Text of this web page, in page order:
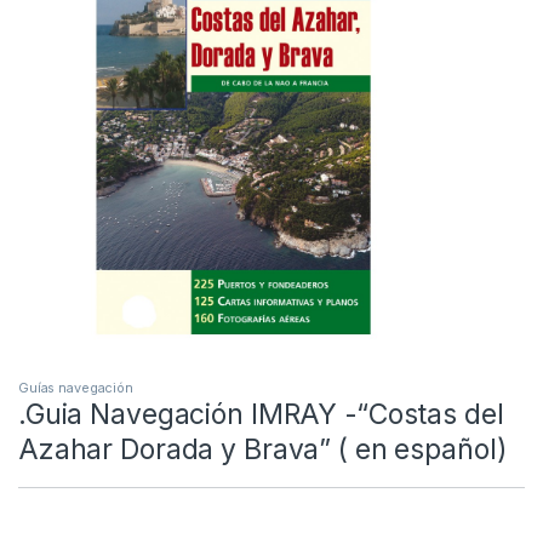
Guías navegación
.Guia Navegación IMRAY -“Costas del
Azahar Dorada y Brava” ( en español)